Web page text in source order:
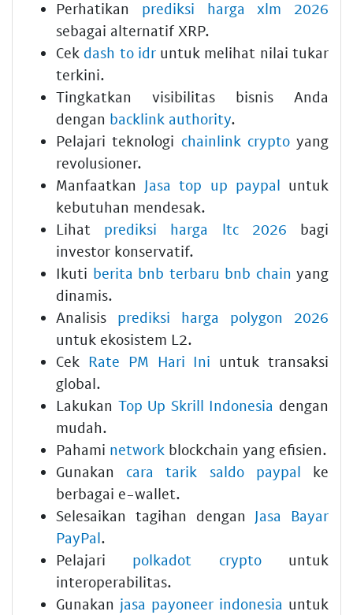
Perhatikan prediksi harga xlm 2026
sebagai alternatif XRP.
Cek dash to idruntuk melihat nilai tukar
terkini.
Tingkatkan visibilitas bisnis Anda
dengan backlink authority.
Pelajari teknologi chainlink cryptoyang
revolusioner.
Manfaatkan Jasa top up paypal untuk
kebutuhan mendesak.
Lihat prediksi harga ltc 2026 bagi
investor konservatif.
Ikuti berita bnb terbaru bnb chain yang
dinamis.
Analisis prediksi harga polygon 2026
untuk ekosistem L2.
Cek Rate PM Hari Ini untuk transaksi
global.
Lakukan Top Up Skrill Indonesia dengan
mudah.
Pahami network blockchain yang efisien.
Gunakan cara tarik saldo paypal ke
berbagai e-wallet.
Selesaikan tagihan dengan Jasa Bayar
PayPal.
Pelajari polkadot cryptountuk
interoperabilitas.
Gunakan jasa payoneer indonesia untuk